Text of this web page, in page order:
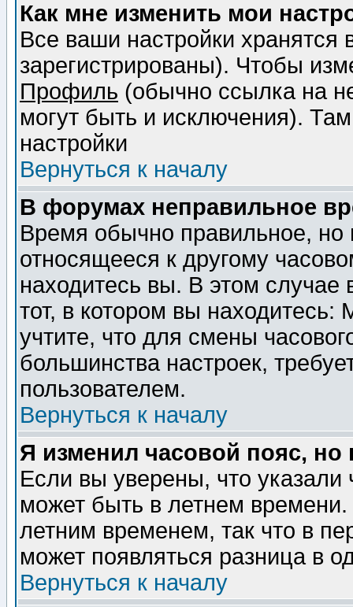
Как мне изменить мои
Все ваши настройки
зарегистрированы). Чтобы
Профиль (обычно ссылка на
могут быть и исключения).
настройки
Вернуться к началу
В форумах неправильное
Время обычно правильное,
относящееся к другому
находитесь вы. В этом
тот, в котором вы
учтите, что для смены
большинства настроек,
пользователем.
Вернуться к началу
Я изменил часовой пояс,
Если вы уверены, что указали
может быть в летнем
летним временем, так что в
может появляться разница в
Вернуться к началу